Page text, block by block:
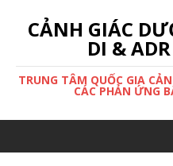
CẢNH GIÁC
DI &
TRUNG TÂM QUỐC GIA
CÁC PHẢN ỨNG